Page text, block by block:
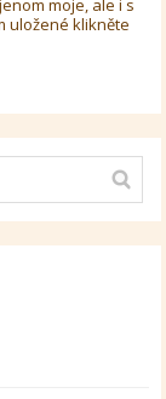
moje, ale i s
uložené klikněte